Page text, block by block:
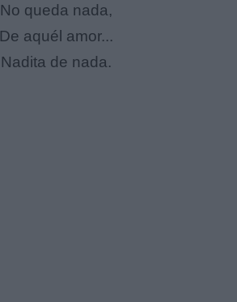
No queda nada,
De aquél amor...
Nadita de nada.